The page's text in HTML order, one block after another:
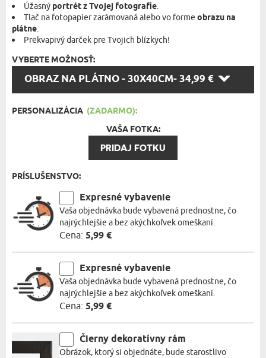
Úžasný portrét z Tvojej fotografie.
Tlač na fotopapier zarámovaná alebo vo formeobrazu na
plátne.
Prekvapivý darček pre Tvojich blízkych!
VYBERTE MOŽNOSŤ:
OBRAZ NA PLÁTNO - 30X40CM- 34,99 €
VYBERTE
MOŽNOSŤ:
PERSONALIZÁCIA (ZADARMO):
VAŠA FOTKA:
PRIDAJ FOTKU
PRÍSLUŠENSTVO:
Expresné vybavenie
Vaša objednávka bude vybavená prednostne, čo
najrýchlejšie a bez akýchkoľvek omeškaní.
Cena: 5,99 €
Expresné vybavenie
Vaša objednávka bude vybavená prednostne, čo
najrýchlejšie a bez akýchkoľvek omeškaní.
Cena: 5,99 €
Čierny dekoratívny rám
Obrázok, ktorý si objednáte, bude starostlivo